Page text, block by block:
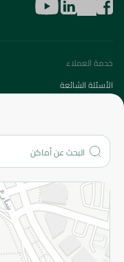
خدمة العملاء
الأسئلة الشائعة
من نحن؟
المزيد
الاسترجاع
سياسة الخصوصية
قم بالتسجيل للنشرة